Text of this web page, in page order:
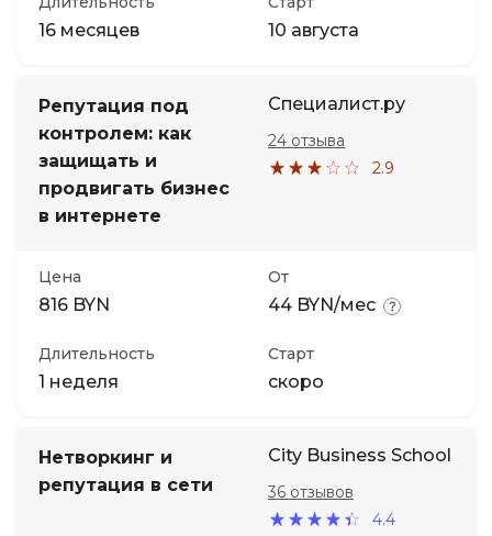
16 месяцев 10 августа
Репутация под
контролем: как
защищать и
продвигать бизнес
в интернете
Специалист.ру
2.9
24 отзыва
Цена
816 BYN
От
44 BYN/мес
Длительность
1 неделя
Старт
скоро
Нетворкинг и
репутация в сети
City Business School
4.4
36 отзывов